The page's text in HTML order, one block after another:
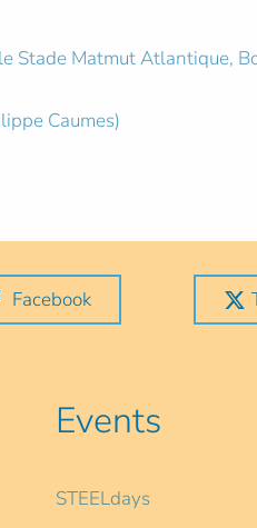
Stade Matmut Atlantique,
Caumes)
Facebook
Events
STEELdays